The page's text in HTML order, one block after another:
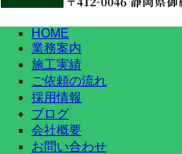
HOME
業務案内
施工実績
ご依頼の流れ
採用情報
ブログ
会社概要
お問い合わせ